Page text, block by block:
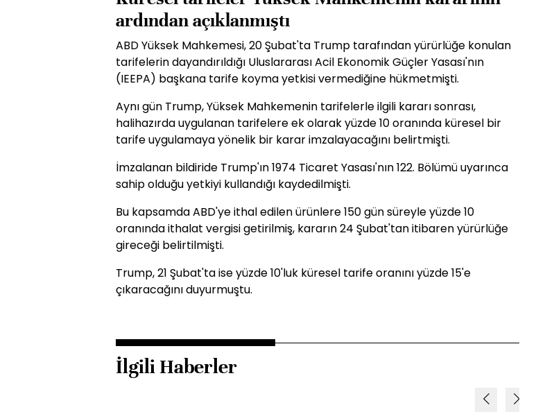
ardından açıklanmıştı
ABD Yüksek Mahkemesi, 20 Şubat'ta Trump tarafından yürürlüğe konulan
tarifelerin dayandırıldığı Uluslararası Acil Ekonomik Güçler Yasası'nın
(IEEPA) başkana tarife koyma yetkisi vermediğine hükmetmişti.
Aynı gün Trump, Yüksek Mahkemenin tarifelerle ilgili kararı sonrası,
halihazırda uygulanan tarifelere ek olarak yüzde 10 oranında küresel bir
tarife uygulamaya yönelik bir karar imzalayacağını belirtmişti.
İmzalanan bildiride Trump'ın 1974 Ticaret Yasası'nın 122. Bölümü uyarınca
sahip olduğu yetkiyi kullandığı kaydedilmişti.
Bu kapsamda ABD'ye ithal edilen ürünlere 150 gün süreyle yüzde 10
oranında ithalat vergisi getirilmiş, kararın 24 Şubat'tan itibaren yürürlüğe
gireceği belirtilmişti.
Trump, 21 Şubat'ta ise yüzde 10'luk küresel tarife oranını yüzde 15'e
çıkaracağını duyurmuştu.
İlgili Haberler